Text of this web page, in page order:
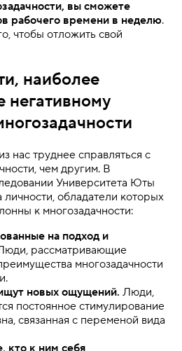
вы сможете
рабочего времени в неделю.
чтобы отложить свой
наиболее
нас труднее справляться с
чем другим. В
Университета Юты
обладатели которых
к многозадачности:
на подход и
рассматривающие
многозадачности
новых ощущений. Люди,
постоянное стимулирование
связанная с переменой вида